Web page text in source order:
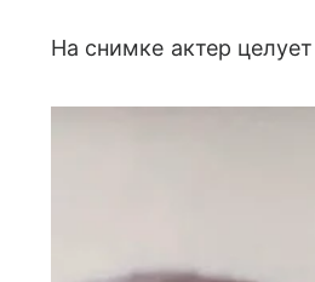
На снимке актер